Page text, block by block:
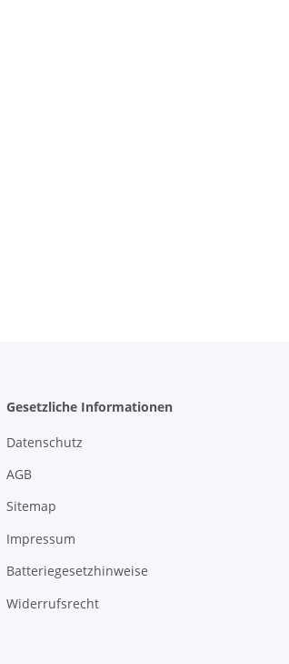
Gesetzliche Informationen
Datenschutz
AGB
Sitemap
Impressum
Batteriegesetzhinweise
Widerrufsrecht